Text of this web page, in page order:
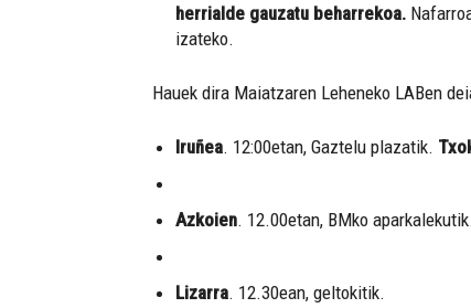
herrialde gauzatu beharrekoa.
izateko.
Hauek dira Maiatzaren Leheneko LABen
Iruñea. 12:00etan, Gaztelu plazatik.
Azkoien. 12.00etan, BMko aparkalekutik.
Lizarra. 12.30ean, geltokitik.